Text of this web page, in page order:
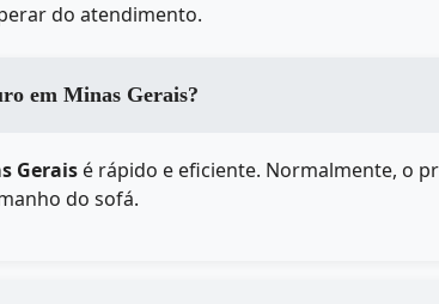
do atendimento.
em Minas Gerais?
Gerais é rápido e eficiente. Normalmente, o
do sofá.